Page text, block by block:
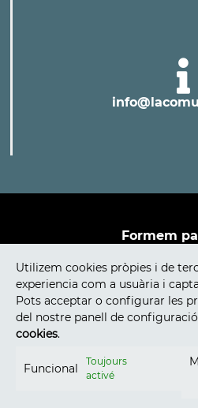
Utilizem cookies pròpies i de
experiencia com a usuària i
Pots acceptar o configurar les
del nostre panell de
cookies.
Funcional
Toujours
activé
Formem